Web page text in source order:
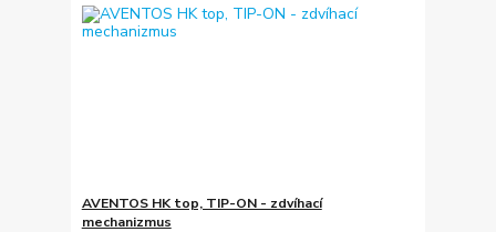
AVENTOS HK top, TIP-ON - zdvíhací
mechanizmus